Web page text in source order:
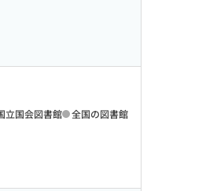
立国会図書館 全国の図書館